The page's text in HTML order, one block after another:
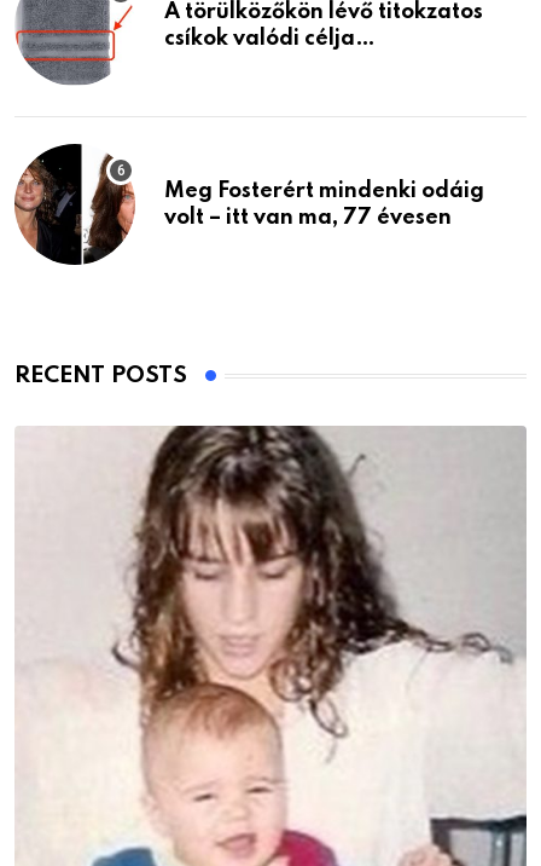
A törülközőkön lévő titokzatos
csíkok valódi célja…
Meg Fosterért mindenki odáig
volt – itt van ma, 77 évesen
RECENT POSTS